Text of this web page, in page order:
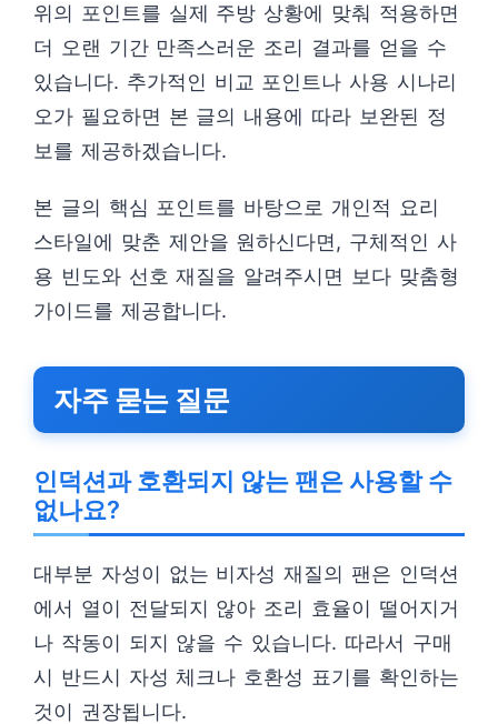
위의 포인트를 실제 주방 상황에 맞춰 적용하면
더 오랜 기간 만족스러운 조리 결과를 얻을 수
있습니다. 추가적인 비교 포인트나 사용 시나리
오가 필요하면 본 글의 내용에 따라 보완된 정
보를 제공하겠습니다.
본 글의 핵심 포인트를 바탕으로 개인적 요리
스타일에 맞춘 제안을 원하신다면, 구체적인 사
용 빈도와 선호 재질을 알려주시면 보다 맞춤형
가이드를 제공합니다.
자주 묻는 질문
인덕션과 호환되지 않는 팬은 사용할 수
없나요?
대부분 자성이 없는 비자성 재질의 팬은 인덕션
에서 열이 전달되지 않아 조리 효율이 떨어지거
나 작동이 되지 않을 수 있습니다. 따라서 구매
시 반드시 자성 체크나 호환성 표기를 확인하는
것이 권장됩니다.